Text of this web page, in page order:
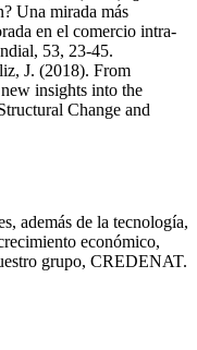
Una mirada más
en el comercio intra-
53, 23-45.
J. (2018). From
insights into the
Change and
además de la tecnología,
económico,
grupo, CREDENAT.